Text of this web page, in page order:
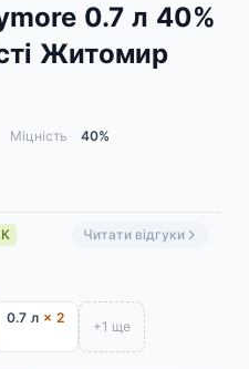
0.7 л 40%
Житомир
Міцність
40%
Читати відгуки
0.7 л × 2
+1 ще